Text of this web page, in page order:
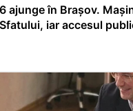
ajunge în Brașov.
iar accesul